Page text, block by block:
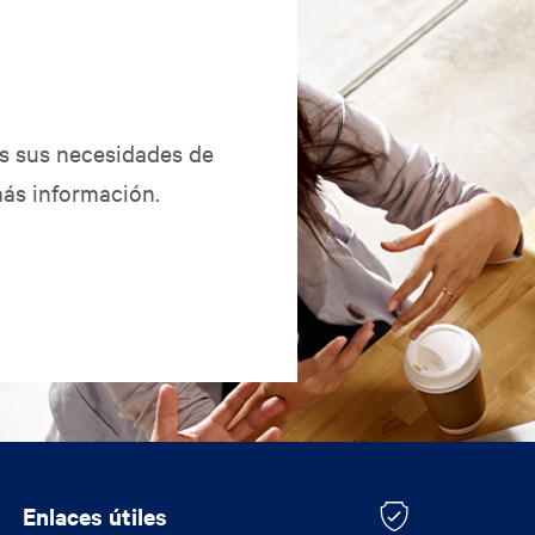
sus necesidades de
información.
Enlaces útiles
Enlaces útiles